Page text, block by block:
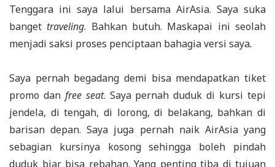
Tenggara ini saya lalui bersama AirAsia. Saya suka
banget traveling. Bahkan butuh. Maskapai ini seolah
menjadi saksi proses penciptaan bahagia versi saya.
Saya pernah begadang demi bisa mendapatkan tiket
promo dan free seat. Saya pernah duduk di kursi tepi
jendela, di tengah, di lorong, di belakang, bahkan di
barisan depan. Saya juga pernah naik AirAsia yang
sebagian kursinya kosong sehingga boleh pindah
duduk biar bisa rebahan. Yang penting tiba di tujuan